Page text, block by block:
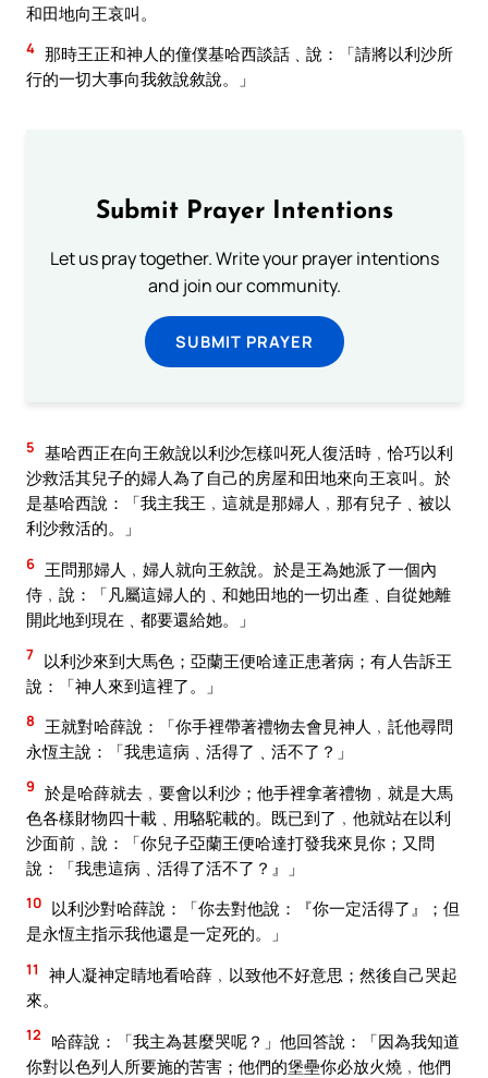
和田地向王哀叫。
4 那時王正和神人的僮僕基哈西談話﹑說：「請將以利沙所
行的一切大事向我敘說敘說。」
Submit Prayer Intentions
Let us pray together. Write your prayer intentions
and join our community.
SUBMIT PRAYER
5 基哈西正在向王敘說以利沙怎樣叫死人復活時﹐恰巧以利
沙救活其兒子的婦人為了自己的房屋和田地來向王哀叫。於
是基哈西說：「我主我王﹐這就是那婦人﹐那有兒子﹑被以
利沙救活的。」
6 王問那婦人﹐婦人就向王敘說。於是王為她派了一個內
侍﹐說：「凡屬這婦人的﹑和她田地的一切出產﹑自從她離
開此地到現在﹑都要還給她。」
7 以利沙來到大馬色；亞蘭王便哈達正患著病；有人告訴王
說：「神人來到這裡了。」
8 王就對哈薛說：「你手裡帶著禮物去會見神人﹐託他尋問
永恆主說：「我患這病﹑活得了﹑活不了？」
9 於是哈薛就去﹐要會以利沙；他手裡拿著禮物﹐就是大馬
色各樣財物四十載﹑用駱駝載的。既已到了﹐他就站在以利
沙面前﹐說：「你兒子亞蘭王便哈達打發我來見你；又問
說：「我患這病﹑活得了活不了？』」
10 以利沙對哈薛說：「你去對他說：『你一定活得了』；但
是永恆主指示我他還是一定死的。」
11
神人凝神定睛地看哈薛﹐以致他不好意思；然後自己哭起
來。
12 哈薛說：「我主為甚麼哭呢？」他回答說：「因為我知道
你對以色列人所要施的苦害；他們的堡壘你必放火燒﹐他們